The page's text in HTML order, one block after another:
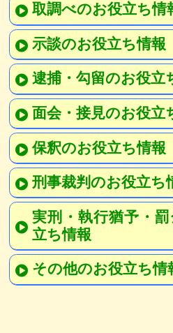
取調べのお役立ち情
示談のお役立ち情報
逮捕・勾留のお役立
面会・接見のお役立
保釈のお役立ち情報
刑事裁判のお役立ち
実刑・執行猶予・
立ち情報
その他のお役立ち情